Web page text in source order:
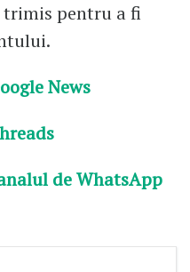
trimis pentru a fi
News
de WhatsApp